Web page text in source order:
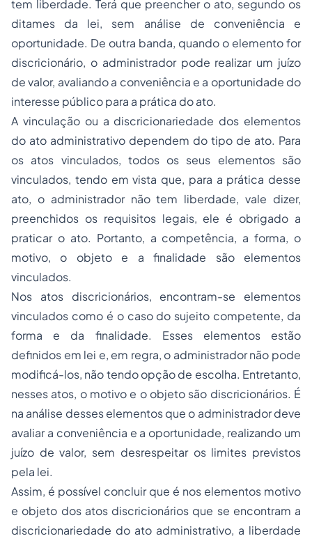
tem liberdade. Terá que preencher o ato, segundo os
ditames da lei, sem análise de conveniência e
oportunidade. De outra banda, quando o elemento for
discricionário, o administrador pode realizar um juízo
de valor, avaliando a conveniência e a oportunidade do
interesse público para a prática do ato.
A vinculação ou a discricionariedade dos elementos
do ato administrativo dependem do tipo de ato. Para
os atos vinculados, todos os seus elementos são
vinculados, tendo em vista que, para a prática desse
ato, o administrador não tem liberdade, vale dizer,
preenchidos os requisitos legais, ele é obrigado a
praticar o ato. Portanto, a competência, a forma, o
motivo, o objeto e a finalidade são elementos
vinculados.
Nos atos discricionários, encontram-se elementos
vinculados como é o caso do sujeito competente, da
forma e da finalidade. Esses elementos estão
definidos em lei e, em regra, o administrador não pode
modificá-los, não tendo opção de escolha. Entretanto,
nesses atos, o motivo e o objeto são discricionários. É
na análise desses elementos que o administrador deve
avaliar a conveniência e a oportunidade, realizando um
juízo de valor, sem desrespeitar os limites previstos
pela lei.
Assim, é possível concluir que é nos elementos motivo
e objeto dos atos discricionários que se encontram a
discricionariedade do ato administrativo, a liberdade